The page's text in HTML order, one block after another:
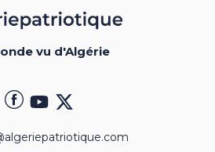
vu d'Algérie